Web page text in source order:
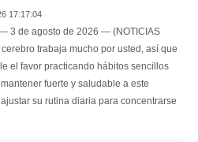
17:17:04
3 de agosto de 2026 — (NOTICIAS
trabaja mucho por usted, así que
el favor practicando hábitos sencillos
fuerte y saludable a este
su rutina diaria para concentrarse